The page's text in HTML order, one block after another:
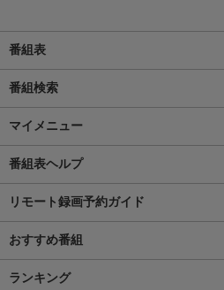
番組表
番組検索
マイメニュー
番組表ヘルプ
リモート録画予約ガイド
おすすめ番組
ランキング